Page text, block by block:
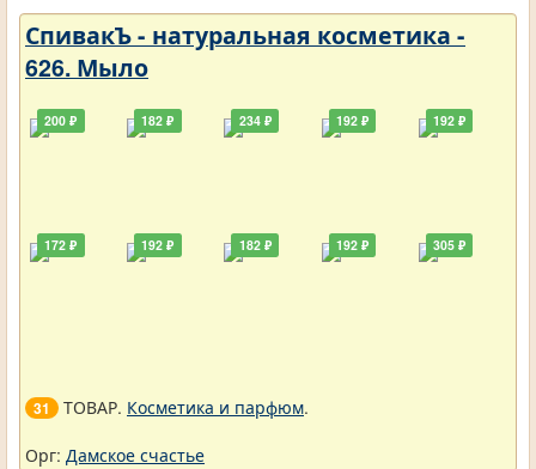
СпивакЪ - натуральная косметика -
626. Мыло
200 ₽
172 ₽
182 ₽
192 ₽
234 ₽
182 ₽
192 ₽
192 ₽
192 ₽
305 ₽
31 ТОВАР. Косметика и парфюм.
Орг: Дамское счастье